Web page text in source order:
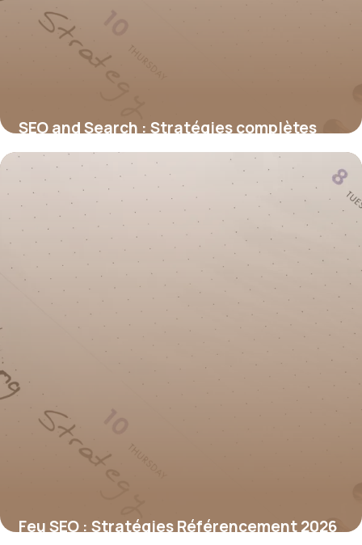
SEO and Search : Stratégies complètes
2026
30 juin 2026
Feu SEO : Stratégies Référencement 2026